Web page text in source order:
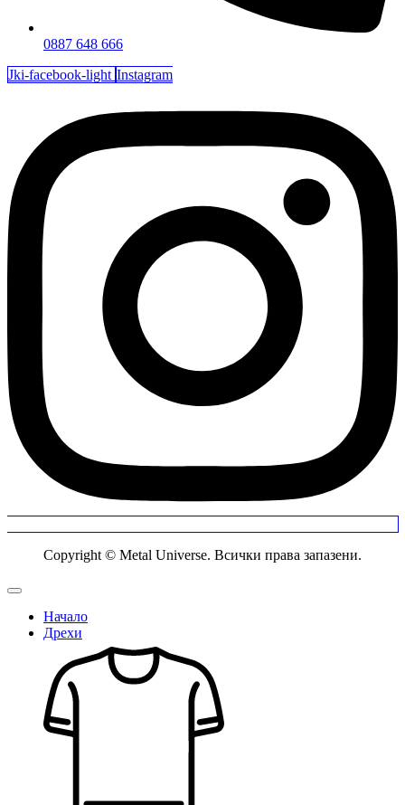
0887 648 666
Jki-facebook-light Instagram
Copyright © Metal Universe. Всички права запазени.
Начало
Дрехи